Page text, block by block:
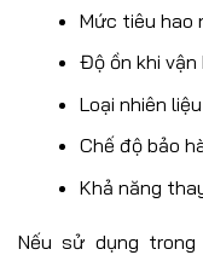
Mức tiêu hao
Độ ồn khi vận
Loại nhiên
Chế độ bảo
Khả năng
Nếu sử dụng